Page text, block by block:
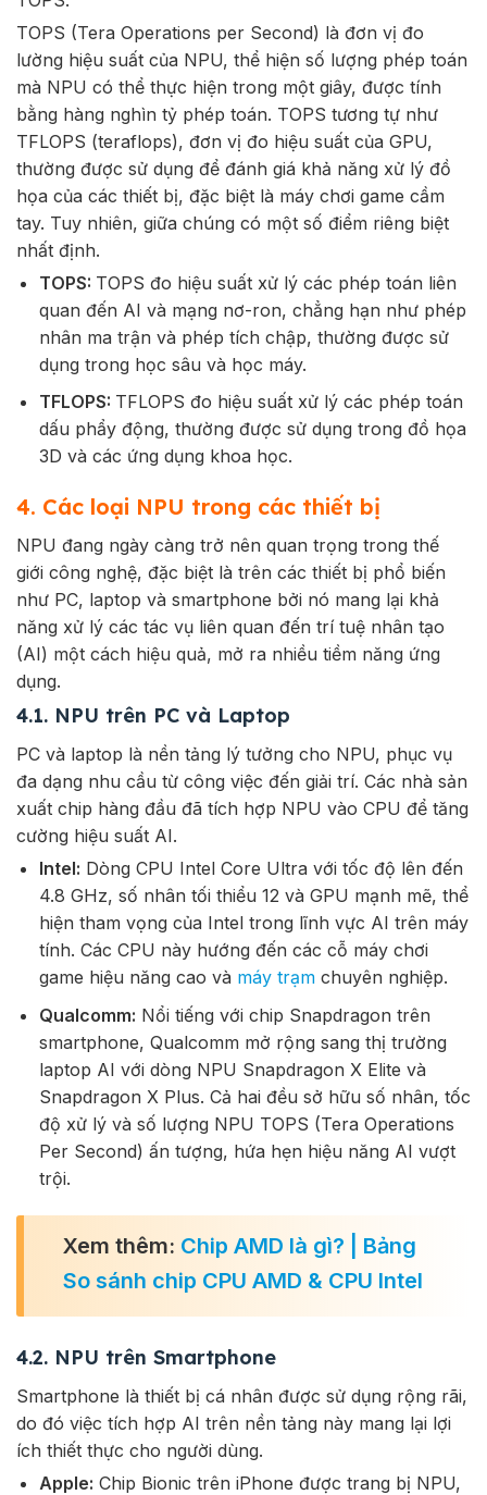
TOPS (Tera Operations per Second) là đơn vị đo
lường hiệu suất của NPU, thể hiện số lượng phép toán
mà NPU có thể thực hiện trong một giây, được tính
bằng hàng nghìn tỷ phép toán. TOPS tương tự như
TFLOPS (teraflops), đơn vị đo hiệu suất của GPU,
thường được sử dụng để đánh giá khả năng xử lý đồ
họa của các thiết bị, đặc biệt là máy chơi game cầm
tay. Tuy nhiên, giữa chúng có một số điểm riêng biệt
nhất định.
TOPS: TOPS đo hiệu suất xử lý các phép toán liên
quan đến AI và mạng nơ-ron, chẳng hạn như phép
nhân ma trận và phép tích chập, thường được sử
dụng trong học sâu và học máy.
TFLOPS: TFLOPS đo hiệu suất xử lý các phép toán
dấu phẩy động, thường được sử dụng trong đồ họa
3D và các ứng dụng khoa học.
4. Các loại NPU trong các thiết bị
NPU đang ngày càng trở nên quan trọng trong thế
giới công nghệ, đặc biệt là trên các thiết bị phổ biến
như PC, laptop và smartphone bởi nó mang lại khả
năng xử lý các tác vụ liên quan đến trí tuệ nhân tạo
(AI) một cách hiệu quả, mở ra nhiều tiềm năng ứng
dụng.
4.1. NPU trên PC và Laptop
PC và laptop là nền tảng lý tưởng cho NPU, phục vụ
đa dạng nhu cầu từ công việc đến giải trí. Các nhà sản
xuất chip hàng đầu đã tích hợp NPU vào CPU để tăng
cường hiệu suất AI.
Intel: Dòng CPU Intel Core Ultra với tốc độ lên đến
4.8 GHz, số nhân tối thiểu 12 và GPU mạnh mẽ, thể
hiện tham vọng của Intel trong lĩnh vực AI trên máy
tính. Các CPU này hướng đến các cỗ máy chơi
game hiệu năng cao và máy trạmchuyên nghiệp.
Qualcomm: Nổi tiếng với chip Snapdragon trên
smartphone, Qualcomm mở rộng sang thị trường
laptop AI với dòng NPU Snapdragon X Elite và
Snapdragon X Plus. Cả hai đều sở hữu số nhân, tốc
độ xử lý và số lượng NPU TOPS (Tera Operations
Per Second) ấn tượng, hứa hẹn hiệu năng AI vượt
trội.
Xem thêm: Chip AMD là gì? | Bảng
So sánh chip CPU AMD & CPU Intel
4.2. NPU trên Smartphone
Smartphone là thiết bị cá nhân được sử dụng rộng rãi,
do đó việc tích hợp AI trên nền tảng này mang lại lợi
ích thiết thực cho người dùng.
Apple: Chip Bionic trên iPhone được trang bị NPU,